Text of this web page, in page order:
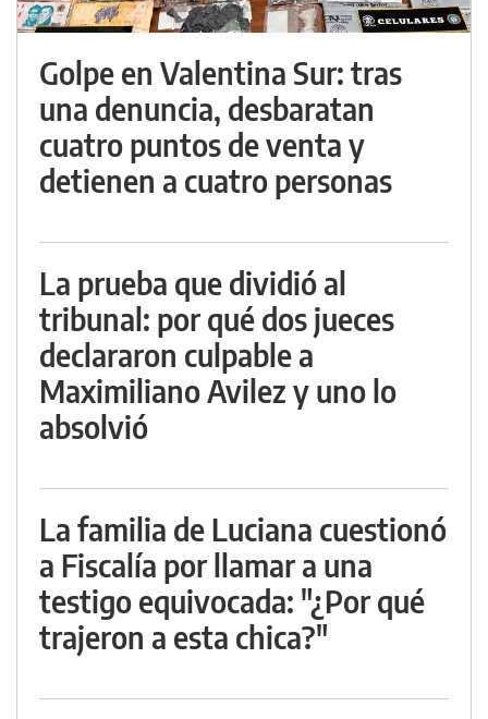
Golpe en Valentina Sur: tras
una denuncia, desbaratan
cuatro puntos de venta y
detienen a cuatro personas
La prueba que dividió al
tribunal: por qué dos jueces
declararon culpable a
Maximiliano Avilez y uno lo
absolvió
La familia de Luciana cuestionó
a Fiscalía por llamar a una
testigo equivocada: "¿Por qué
trajeron a esta chica?"